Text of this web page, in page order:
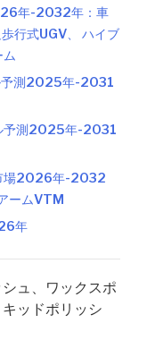
年-2032年：車
行式UGV、 ハイブ
ム
予測2025年-2031
予測2025年-2031
場2026年-2032
ームVTM
年
ュ、ワックスポ
ッドポリッシ